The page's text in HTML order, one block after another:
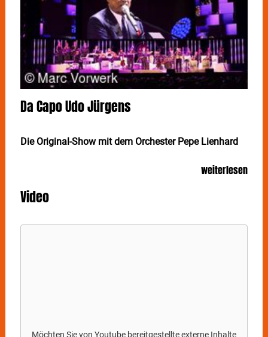
Da Capo Udo Jürgens
Die Original-Show mit dem Orchester Pepe Lienhard
Er ist eine Musiklegende, eine Ikone, ein Weltstar –
Udo Jürgens. Mit mehr als 100 Millionen verkauften
Tonträgern, unzähligen und unvergessenen Hits wie
„Ich war noch niemals in New York“, „Aber bitte mit
als einer der beliebtesten, meist gefeierten und
daher steht bereits jetzt fest:DA CAPO UDO JÜRGENS
weiterlesen
Video
Möchten Sie von Youtubebereitgestellte externe Inhalte